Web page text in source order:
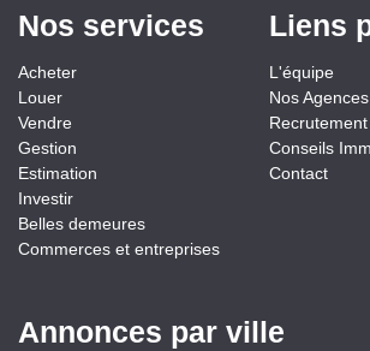
Nos services
Acheter
Louer
Vendre
Gestion
Estimation
Investir
Belles demeures
Commerces et entreprises
Liens
L'équipe
Nos Agences
Recrutement
Conseils
Contact
Annonces par ville